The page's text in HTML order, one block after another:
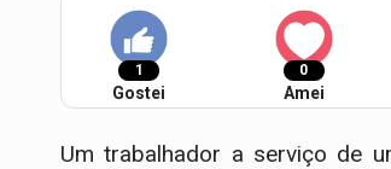
1
Gostei
0
Amei
Um trabalhador a serviço de